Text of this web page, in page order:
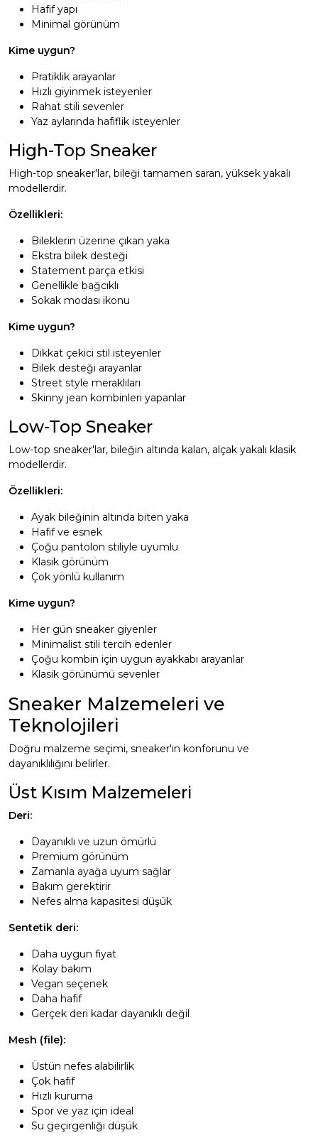
Hafif yapı
Minimal görünüm
Kime uygun?
Pratiklik arayanlar
Hızlı giyinmek isteyenler
Rahat stili sevenler
Yaz aylarında hafiflik isteyenler
High-Top Sneaker
High-top sneaker'lar, bileği tamamen saran, yüksek yakalı
modellerdir.
Özellikleri:
Bileklerin üzerine çıkan yaka
Ekstra bilek desteği
Statement parça etkisi
Genellikle bağcıklı
Sokak modası ikonu
Kime uygun?
Dikkat çekici stil isteyenler
Bilek desteği arayanlar
Street style meraklıları
Skinny jean kombinleri yapanlar
Low-Top Sneaker
Low-top sneaker'lar, bileğin altında kalan, alçak yakalı klasik
modellerdir.
Özellikleri:
Ayak bileğinin altında biten yaka
Hafif ve esnek
Çoğu pantolon stiliyle uyumlu
Klasik görünüm
Çok yönlü kullanım
Kime uygun?
Her gün sneaker giyenler
Minimalist stili tercih edenler
Çoğu kombin için uygun ayakkabı arayanlar
Klasik görünümü sevenler
Sneaker Malzemeleri ve
Teknolojileri
Doğru malzeme seçimi, sneaker'ın konforunu ve
dayanıklılığını belirler.
Üst Kısım Malzemeleri
Deri:
Dayanıklı ve uzun ömürlü
Premium görünüm
Zamanla ayağa uyum sağlar
Bakım gerektirir
Nefes alma kapasitesi düşük
Sentetik deri:
Daha uygun fiyat
Kolay bakım
Vegan seçenek
Daha hafif
Gerçek deri kadar dayanıklı değil
Mesh (file):
Üstün nefes alabilirlik
Çok hafif
Hızlı kuruma
Spor ve yaz için ideal
Su geçirgenliği düşük